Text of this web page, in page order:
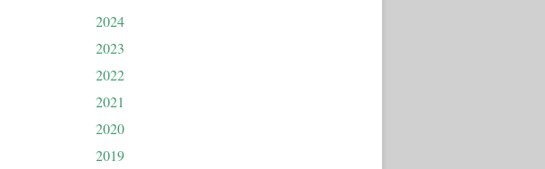
2024
2023
2022
2021
2020
2019